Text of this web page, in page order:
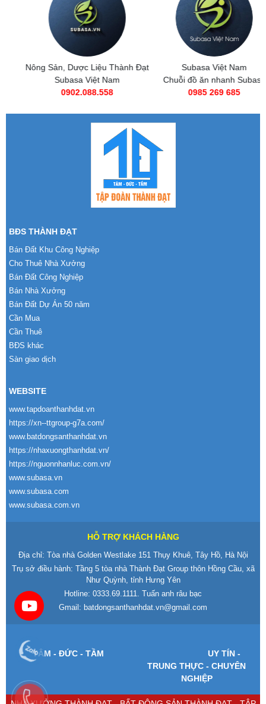
Nông Sản, Dược Liệu Thành Đạt
Subasa Việt Nam
0902.088.558
Subasa Việt Nam
Chuỗi đồ ăn nhanh Subasa
0985 269 685
BĐS THÀNH ĐẠT
Bán Đất Khu Công Nghiệp
Cho Thuê Nhà Xưởng
Bán Đất Công Nghiệp
Bán Nhà Xưởng
Bán Đất Dự Án 50 năm
Cần Mua
Cần Thuê
BĐS khác
Sàn giao dịch
WEBSITE
www.tapdoanthanhdat.vn
https://xn--ttgroup-g7a.com/
www.batdongsanthanhdat.vn
https://nhaxuongthanhdat.vn/
https://nguonnhanluc.com.vn/
www.subasa.vn
www.subasa.com
www.subasa.com.vn
HỖ TRỢ KHÁCH HÀNG
Địa chỉ: Tòa nhà Golden Westlake 151 Thụy Khuê, Tây Hồ, Hà Nội
Trụ sở điều hành: Tầng 5 tòa nhà Thành Đạt Group thôn Hồng Cầu, xã
Như Quỳnh, tỉnh Hưng Yên
Hotline: 0333.69.1111. Tuấn anh râu bạc
Gmail: batdongsanthanhdat.vn@gmail.com
TÂM - ĐỨC - TẦM UY TÍN -
TRUNG THỰC - CHUYÊN
NGHIỆP